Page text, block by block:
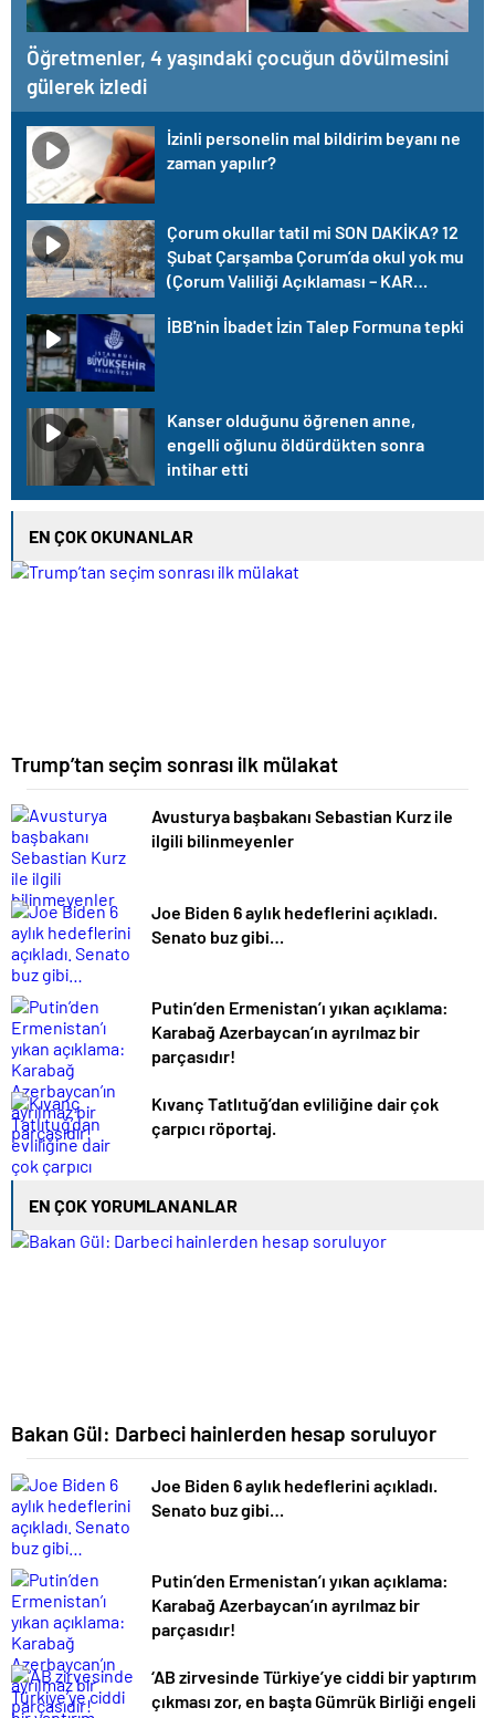
Öğretmenler, 4 yaşındaki çocuğun dövülmesini
gülerek izledi
İzinli personelin mal bildirim beyanı ne
zaman yapılır?
Çorum okullar tatil mi SON DAKİKA? 12
Şubat Çarşamba Çorum’da okul yok mu
(Çorum Valiliği Açıklaması – KAR
İBB'nin İbadet İzin Talep Formuna tepki
Kanser olduğunu öğrenen anne,
engelli oğlunu öldürdükten sonra
intihar etti
EN ÇOK OKUNANLAR
Trump’tan seçim sonrası ilk mülakat
Avusturya başbakanı Sebastian Kurz ile
ilgili bilinmeyenler
Joe Biden 6 aylık hedeflerini açıkladı.
Senato buz gibi…
Putin’den Ermenistan’ı yıkan açıklama:
Karabağ Azerbaycan’ın ayrılmaz bir
parçasıdır!
Kıvanç Tatlıtuğ’dan evliliğine dair çok
çarpıcı röportaj.
EN ÇOK YORUMLANANLAR
Bakan Gül: Darbeci hainlerden hesap soruluyor
Joe Biden 6 aylık hedeflerini açıkladı.
Senato buz gibi…
Putin’den Ermenistan’ı yıkan açıklama:
Karabağ Azerbaycan’ın ayrılmaz bir
parçasıdır!
‘AB zirvesinde Türkiye’ye ciddi bir yaptırım
çıkması zor, en başta Gümrük Birliği engeli